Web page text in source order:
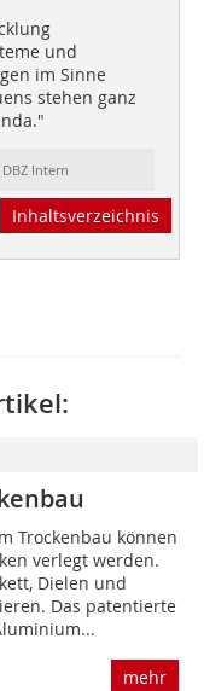
und
im Sinne
stehen ganz
Intern
Inhaltsverzeichnis
Trockenbau können
verlegt werden.
Dielen und
Das patentierte
mehr